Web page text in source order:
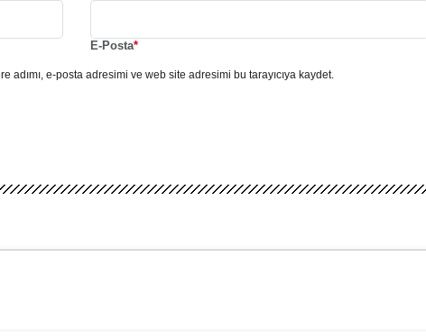
E-Posta*
adımı, e-posta adresimi ve web site adresimi bu tarayıcıya kaydet.